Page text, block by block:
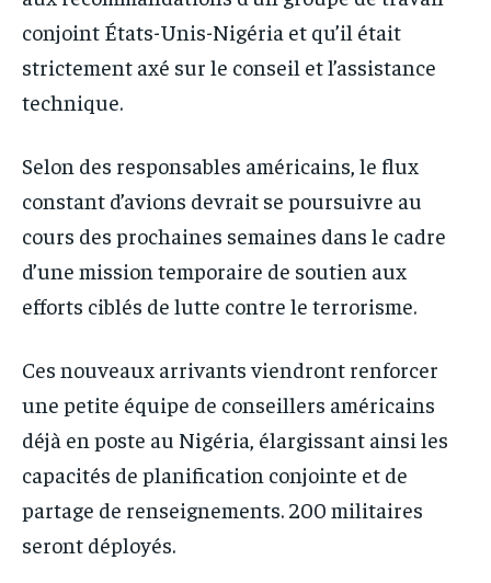
conjoint États-Unis-Nigéria et qu’il était
strictement axé sur le conseil et l’assistance
technique.
Selon des responsables américains, le flux
constant d’avions devrait se poursuivre au
cours des prochaines semaines dans le cadre
d’une mission temporaire de soutien aux
efforts ciblés de lutte contre le terrorisme.
Ces nouveaux arrivants viendront renforcer
une petite équipe de conseillers américains
déjà en poste au Nigéria, élargissant ainsi les
capacités de planification conjointe et de
partage de renseignements. 200 militaires
seront déployés.